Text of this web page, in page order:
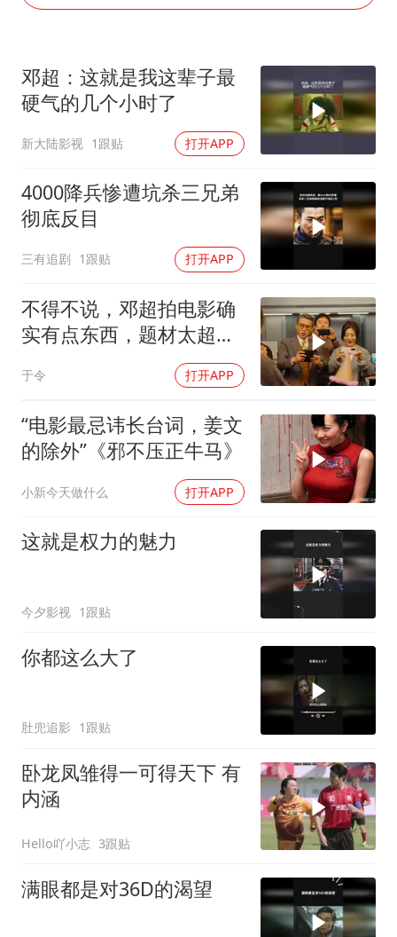
《歌手》歌王之战帮唱嘉宾官宣
空调发明出来竟然不是为了给人降温
中国经济展现强大韧性和活力
邓超：这就是我这辈子最
硬气的几个小时了
新大陆影视 1跟贴 打开APP
4000降兵惨遭坑杀三兄弟
彻底反目
三有追剧 1跟贴 打开APP
不得不说，邓超拍电影确
实有点东西，题材太超前
于令 打开APP
“电影最忌讳长台词，姜文
的除外”《邪不压正牛马》
小新今天做什么 打开APP
这就是权力的魅力
今夕影视 1跟贴
你都这么大了
肚兜追影 1跟贴
卧龙凤雏得一可得天下 有
内涵
Hello吖小志 3跟贴
满眼都是对36D的渴望